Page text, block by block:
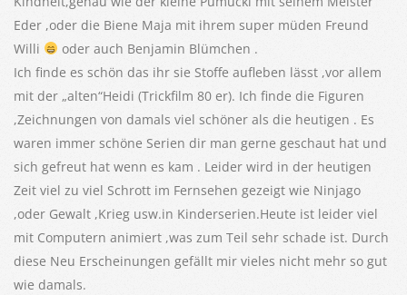
Eder ,oder die Biene Maja mit ihrem super müden Freund
Willi
oder auch Benjamin Blümchen .
Ich finde es schön das ihr sie Stoffe aufleben lässt ,vor allem
mit der „alten“Heidi (Trickfilm 80 er). Ich finde die Figuren
,Zeichnungen von damals viel schöner als die heutigen . Es
waren immer schöne Serien dir man gerne geschaut hat und
sich gefreut hat wenn es kam . Leider wird in der heutigen
Zeit viel zu viel Schrott im Fernsehen gezeigt wie Ninjago
,oder Gewalt ,Krieg usw.in Kinderserien.Heute ist leider viel
mit Computern animiert ,was zum Teil sehr schade ist. Durch
diese Neu Erscheinungen gefällt mir vieles nicht mehr so gut
wie damals.